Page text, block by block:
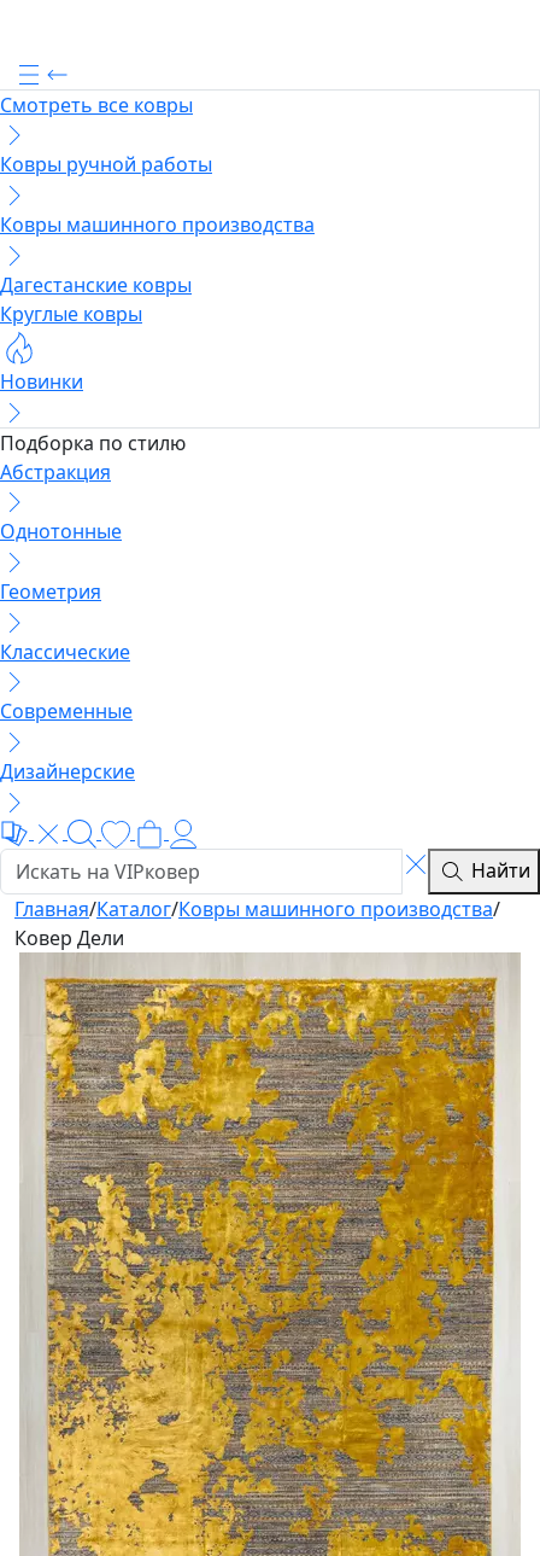
Смотреть все ковры
Ковры ручной работы
Ковры машинного производства
Дагестанские ковры
Круглые ковры
Новинки
Подборка по стилю
Абстракция
Однотонные
Геометрия
Классические
Современные
Дизайнерские
Найти
Главная/Каталог/Ковры машинного производства/
Ковер Дели